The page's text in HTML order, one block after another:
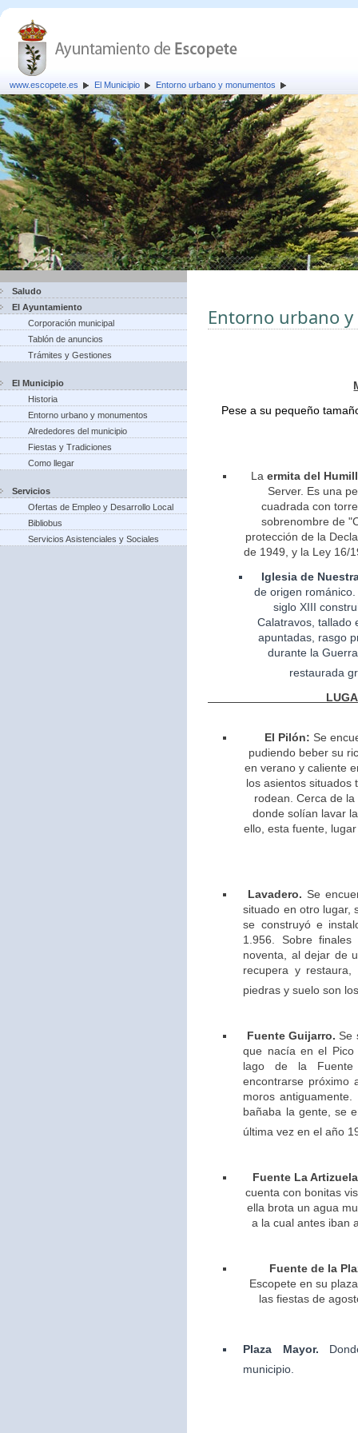
www.escopete.es El Municipio Entorno urbano y monumentos
Saludo
El Ayuntamiento
Corporación municipal
Tablón de anuncios
Trámites y Gestiones
El Municipio
Historia
Entorno urbano y monumentos
Alrededores del municipio
Fiestas y Tradiciones
Como llegar
Servicios
Ofertas de Empleo y Desarrollo Local
Bibliobus
Servicios Asistenciales y Sociales
Entorno urbano
Pese a su pequeño
La ermita del
Server. Es una
cuadrada con
sobrenombre de
protección de la
de 1949, y la Ley 16/
Iglesia de
deorigen
siglo XIII
Calatravos, tallado
apuntadas, rasgo
durante la
restaurada
El Pilón: Se
pudiendo beber su
en verano y caliente
los asientos situados
rodean. Cerca de
donde solían lavar
ello, esta fuente,
Lavadero. Se
situado en otro lugar,
se construyó e
1.956. Sobre
noventa, al dejar de
recupera y restaura,
piedras y suelo son
Fuente Guijarro. Se
que nacía en el
lago de la
encontrarse próximo
moros
bañaba la gente, se
última vez en el año
Fuente La
cuenta con bonitas
ella brota un agua
a la cual antes iban
Fuente de la
Escopete en su
las fiestas de
Plaza Mayor.
municipio.